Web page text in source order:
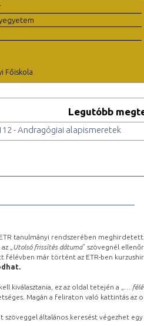
Főiskola
Legutóbb
- Andragógiai alapismeretek
tanulmányi rendszerében
„ Utolsó frissítés dátuma” szövegnél
félévben már történt az ETR-ben
kiválasztania, ez az oldal tetején a „
…
Magán a feliraton való kattintás az
szöveggel általános keresést végezhet